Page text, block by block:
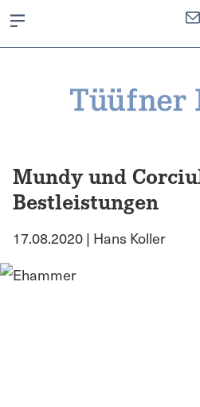
Mundy und
Bestleistungen
17.08.2020 | Hans Koller